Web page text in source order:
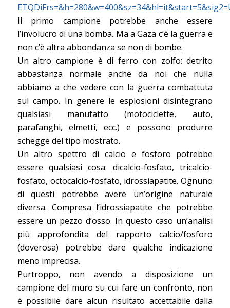
Il primo campione potrebbe anche essere
l’involucro di una bomba. Ma a Gaza c’è la guerra e
non c’è altra abbondanza se non di bombe.
Un altro campione è di ferro con zolfo: detrito
abbastanza normale anche da noi che nulla
abbiamo a che vedere con la guerra combattuta
sul campo. In genere le esplosioni disintegrano
qualsiasi manufatto (motociclette, auto,
parafanghi, elmetti, ecc.) e possono produrre
schegge del tipo mostrato.
Un altro spettro di calcio e fosforo potrebbe
essere qualsiasi cosa: dicalcio-fosfato, tricalcio-
fosfato, octocalcio-fosfato, idrossiapatite. Ognuno
di questi potrebbe avere un’origine naturale
diversa. Compresa l’idrossiapatite che potrebbe
essere un pezzo d’osso. In questo caso un’analisi
più approfondita del rapporto calcio/fosforo
(doverosa) potrebbe dare qualche indicazione
meno imprecisa.
Purtroppo, non avendo a disposizione un
campione del muro su cui fare un confronto, non
è possibile dare alcun risultato accettabile dalla